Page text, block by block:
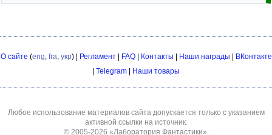
О сайте (eng, fra, укр) | Регламент| FAQ| Контакты Наши награды
ВКонтакте
Telegram Наши товары
Любое использование материалов сайта допускается только с указанием
активной ссылки на источник.
© 2005-2026 «Лаборатория Фантастики».